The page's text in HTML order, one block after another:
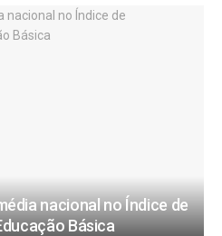
nacional no Índice de
Básica